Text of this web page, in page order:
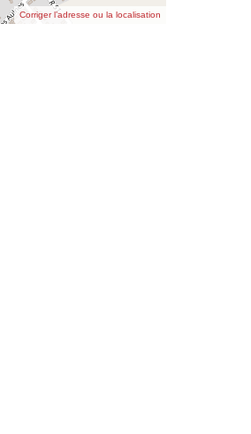
Corriger l’adresse ou la localisation